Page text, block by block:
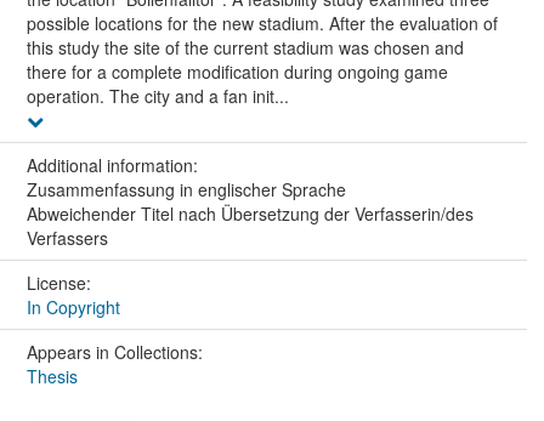
possible locations for the new stadium. After the evaluation of
this study the site of the current stadium was chosen and
there for a complete modification during ongoing game
operation. The city and a fan init...
Additional information:
Zusammenfassung in englischer Sprache
Abweichender Titel nach Übersetzung der Verfasserin/des
Verfassers
License:
In Copyright
Appears in Collections:
Thesis